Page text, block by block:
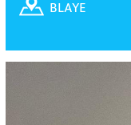
BLAYE